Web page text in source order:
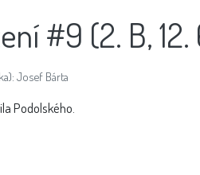
#9 (2. B,
Josef Bárta
Podolského.